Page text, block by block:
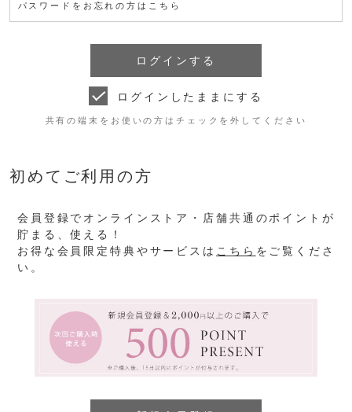
パスワードをお忘れの方はこちら
ログインしたままにする
共有の端末をお使いの方はチェックを外してください
初めてご利用の方
会員登録でオンラインストア・店舗共通のポイントが
貯まる、使える！
お得な会員限定特典やサービスは こちら をご覧くださ
い。